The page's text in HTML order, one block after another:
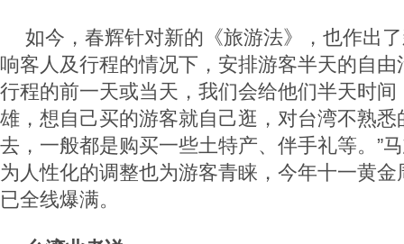
如今，春辉针对新的《旅游法》，也作出
响客人及行程的情况下，安排游客半天的自由
行程的前一天或当天，我们会给他们半天时
雄，想自己买的游客就自己逛，对台湾不熟
去，一般都是购买一些土特产、伴手礼等。”
为人性化的调整也为游客青睐，今年十一黄
已全线爆满。